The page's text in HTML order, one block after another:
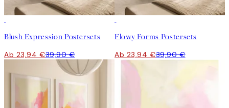
Blush Expression Postersets
Ab 23,94 €39,90 €
Flowy Forms Postersets
Ab 23,94 €39,90 €